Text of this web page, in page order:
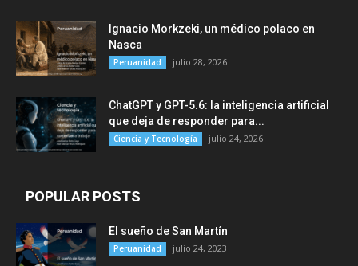
Ignacio Morkzeki, un médico polaco en
Nasca
Peruanidad julio 28, 2026
ChatGPT y GPT-5.6: la inteligencia artificial
que deja de responder para...
Ciencia y Tecnología julio 24, 2026
POPULAR POSTS
El sueño de San Martín
Peruanidad julio 24, 2023